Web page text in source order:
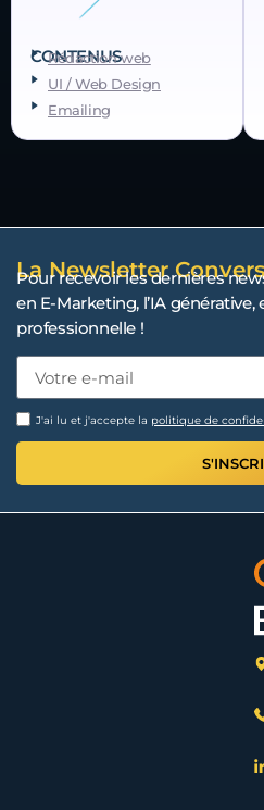
CONTENUS
Rédaction web
UI / Web Design
Emailing
La Newsletter
Pour recevoir les dernières
en E-Marketing, l’IA
professionnelle !
J'ai lu et j'accepte la politique de